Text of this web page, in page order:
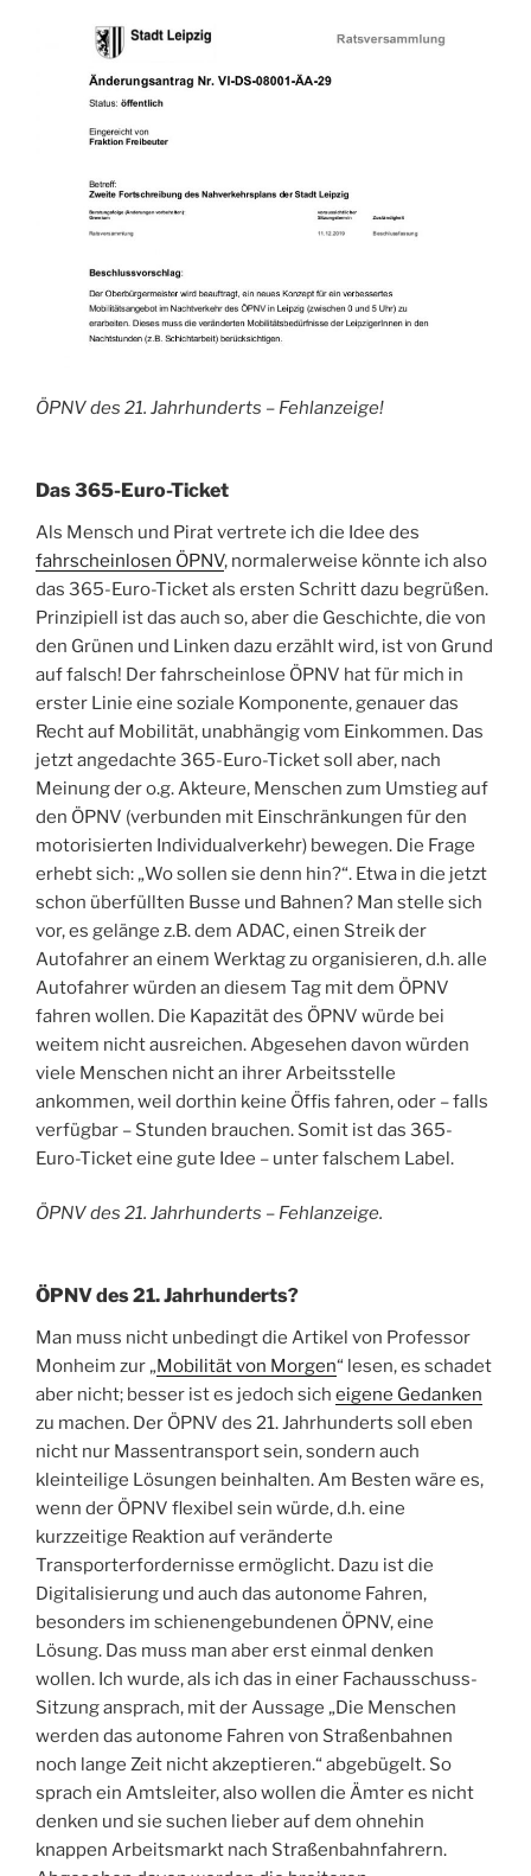
ÖPNV des 21. Jahrhunderts – Fehlanzeige!
Das 365-Euro-Ticket
Als Mensch und Pirat vertrete ich die Idee des
fahrscheinlosen ÖPNV, normalerweise könnte ich also
das 365-Euro-Ticket als ersten Schritt dazu begrüßen.
Prinzipiell ist das auch so, aber die Geschichte, die von
den Grünen und Linken dazu erzählt wird, ist von Grund
auf falsch! Der fahrscheinlose ÖPNV hat für mich in
erster Linie eine soziale Komponente, genauer das
Recht auf Mobilität, unabhängig vom Einkommen. Das
jetzt angedachte 365-Euro-Ticket soll aber, nach
Meinung der o.g. Akteure, Menschen zum Umstieg auf
den ÖPNV (verbunden mit Einschränkungen für den
motorisierten Individualverkehr) bewegen. Die Frage
erhebt sich: „Wo sollen sie denn hin?“. Etwa in die jetzt
schon überfüllten Busse und Bahnen? Man stelle sich
vor, es gelänge z.B. dem ADAC, einen Streik der
Autofahrer an einem Werktag zu organisieren, d.h. alle
Autofahrer würden an diesem Tag mit dem ÖPNV
fahren wollen. Die Kapazität des ÖPNV würde bei
weitem nicht ausreichen. Abgesehen davon würden
viele Menschen nicht an ihrer Arbeitsstelle
ankommen, weil dorthin keine Öffis fahren, oder – falls
verfügbar – Stunden brauchen. Somit ist das 365-
Euro-Ticket eine gute Idee – unter falschem Label.
ÖPNV des 21. Jahrhunderts – Fehlanzeige.
ÖPNV des 21. Jahrhunderts?
Man muss nicht unbedingt die Artikel von Professor
Monheim zur „Mobilität von Morgen“ lesen, es schadet
aber nicht; besser ist es jedoch sich eigene Gedanken
zu machen. Der ÖPNV des 21. Jahrhunderts soll eben
nicht nur Massentransport sein, sondern auch
kleinteilige Lösungen beinhalten. Am Besten wäre es,
wenn der ÖPNV flexibel sein würde, d.h. eine
kurzzeitige Reaktion auf veränderte
Transporterfordernisse ermöglicht. Dazu ist die
Digitalisierung und auch das autonome Fahren,
besonders im schienengebundenen ÖPNV, eine
Lösung. Das muss man aber erst einmal denken
wollen. Ich wurde, als ich das in einer Fachausschuss-
Sitzung ansprach, mit der Aussage „Die Menschen
werden das autonome Fahren von Straßenbahnen
noch lange Zeit nicht akzeptieren.“ abgebügelt. So
sprach ein Amtsleiter, also wollen die Ämter es nicht
denken und sie suchen lieber auf dem ohnehin
knappen Arbeitsmarkt nach Straßenbahnfahrern.